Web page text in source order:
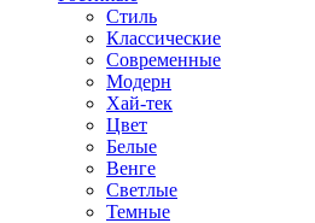
Стиль
Классические
Современные
Модерн
Хай-тек
Цвет
Белые
Венге
Светлые
Темные